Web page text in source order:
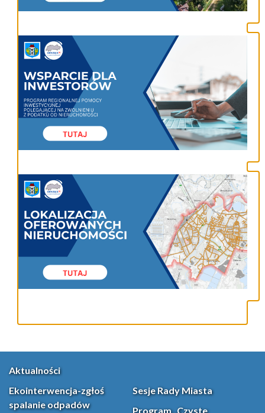
Aktualności
Ekointerwencja-zgłoś
spalanie odpadów
Sesje Rady Miasta
Program „Czyste